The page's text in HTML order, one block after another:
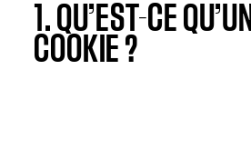
1. QU’EST-CE QU’UN
COOKIE ?